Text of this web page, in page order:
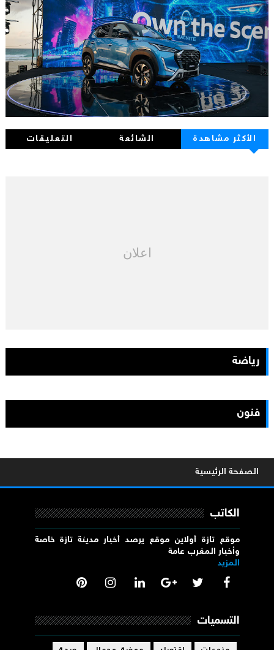
الأكثر مشاهدة الشائعة التعليقات
اعلان
رياضة
فنون
الصفحة الرئيسية
الكاتب
موقع تازة أولاين موقع يرصد أخبار مدينة تازة خاصة
وأخبار المغرب عامة
المزيد
التسميات